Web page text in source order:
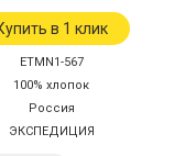
в 1 клик
ETMN1-567
100% хлопок
Россия
ЭКСПЕДИЦИЯ